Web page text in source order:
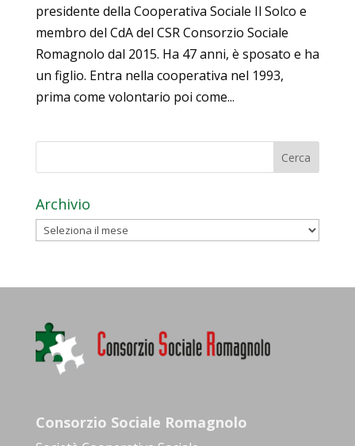
presidente della Cooperativa Sociale Il Solco e
membro del CdA del CSR Consorzio Sociale
Romagnolo dal 2015. Ha 47 anni, è sposato e ha
un figlio. Entra nella cooperativa nel 1993,
prima come volontario poi come...
Archivio
Archivio
Consorzio Sociale Romagnolo